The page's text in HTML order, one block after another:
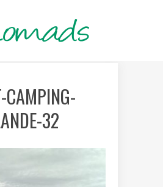
CAMPING-
32